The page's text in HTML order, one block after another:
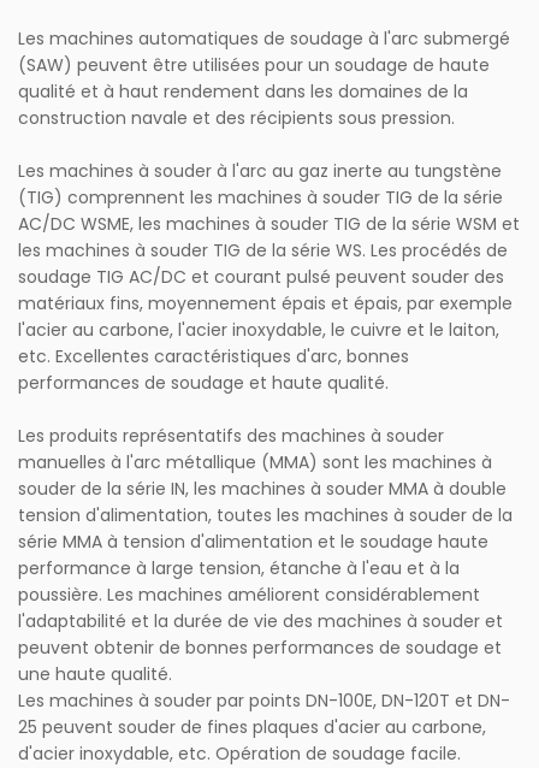
Les machines automatiques de soudage à l'arc submergé
(SAW) peuvent être utilisées pour un soudage de haute
qualité et à haut rendement dans les domaines de la
construction navale et des récipients sous pression.
Les machines à souder à l'arc au gaz inerte au tungstène
(TIG) comprennent les machines à souder TIG de la série
AC/DC WSME, les machines à souder TIG de la série WSM et
les machines à souder TIG de la série WS. Les procédés de
soudage TIG AC/DC et courant pulsé peuvent souder des
matériaux fins, moyennement épais et épais, par exemple
l'acier au carbone, l'acier inoxydable, le cuivre et le laiton,
etc. Excellentes caractéristiques d'arc, bonnes
performances de soudage et haute qualité.
Les produits représentatifs des machines à souder
manuelles à l'arc métallique (MMA) sont les machines à
souder de la série IN, les machines à souder MMA à double
tension d'alimentation, toutes les machines à souder de la
série MMA à tension d'alimentation et le soudage haute
performance à large tension, étanche à l'eau et à la
poussière. Les machines améliorent considérablement
l'adaptabilité et la durée de vie des machines à souder et
peuvent obtenir de bonnes performances de soudage et
une haute qualité.
Les machines à souder par points DN-100E, DN-120T et DN-
25 peuvent souder de fines plaques d'acier au carbone,
d'acier inoxydable, etc. Opération de soudage facile.